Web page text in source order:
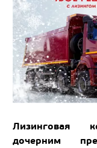
Лизинговая
дочерним